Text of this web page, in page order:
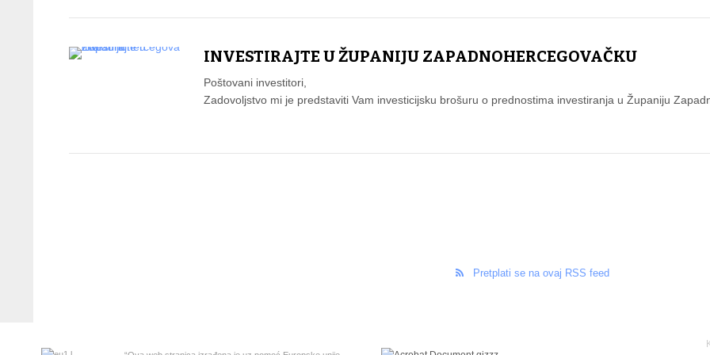
INVESTIRAJTE U ŽUPANIJU ZAPADNOHERCEGOVAČKU
Poštovani investitori,
Zadovoljstvo mi je predstaviti Vam investicijsku brošuru o prednostima investiranja u Županiju
Pretplati se na ovaj RSS feed